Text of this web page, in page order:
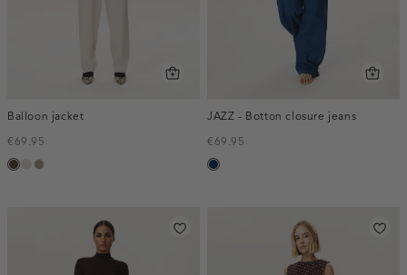
Balloon jacket
€69.95
donkerbruin
kittaupe,
JAZZ - Botton closure jeans
€69.95
blauw,